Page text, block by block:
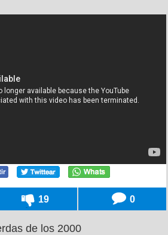
19 0
de los 2000